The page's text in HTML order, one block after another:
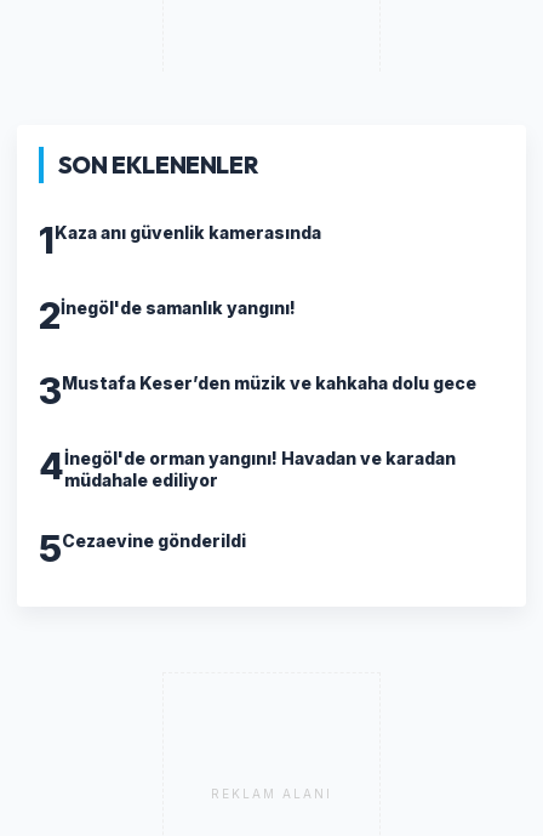
SON EKLENENLER
1Kaza anı güvenlik kamerasında
2İnegöl'de samanlık yangını!
3Mustafa Keser’den müzik ve kahkaha dolu gece
4İnegöl'de orman yangını! Havadan ve karadan
müdahale ediliyor
5Cezaevine gönderildi
REKLAM ALANI